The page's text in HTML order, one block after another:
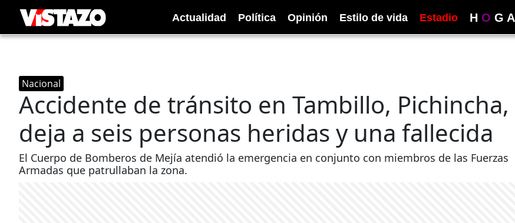
Actualidad Política Opinión Estilo de vida Estadio H O G A
Nacional
Accidente de tránsito en Tambillo, Pichincha,
deja a seis personas heridas y una fallecida
El Cuerpo de Bomberos de Mejía atendió la emergencia en conjunto con miembros de las Fuerzas
Armadas que patrullaban la zona.